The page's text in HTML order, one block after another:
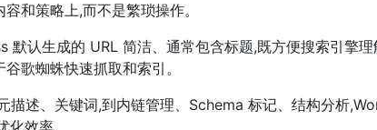
和策略上,而不是繁琐操作。
默认生成的 URL 简洁、通常包含标题,既方便搜索引擎
歌蜘蛛快速抓取和索引。
描述、关键词,到内链管理、Schema 标记、结构分析